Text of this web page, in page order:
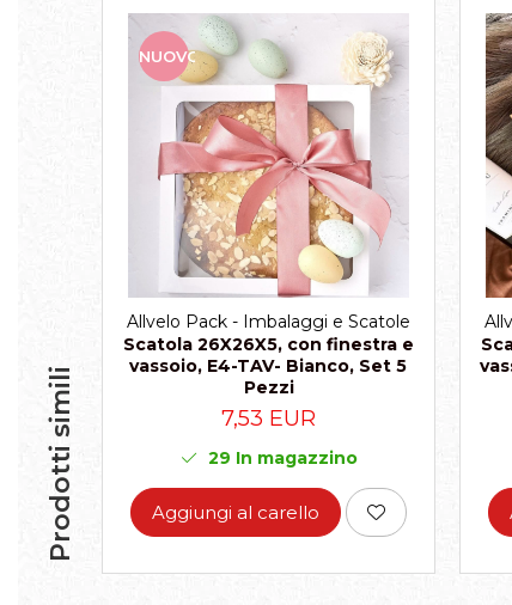
Prodotti simili
NUOVO
Allvelo Pack - Imbalaggi e Scatole
Scatola 26X26X5, con finestra e
vassoio, E4-TAV- Bianco, Set 5
Pezzi
7,53 EUR
29 In magazzino
Aggiungi al carello